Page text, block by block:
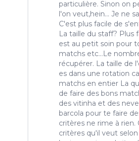
particulière. Sinon on
l'on veut,hein... Je ne
C'est plus facile de
La taille du staff? Plus
est au petit soin pour
matchs etc...Le
récupérer. La taille de
es dans une rotation
matchs en entier La
de faire des bons
des vitinha et des
barcola pour te faire
critères ne rime à rien.
critères qu'il veut